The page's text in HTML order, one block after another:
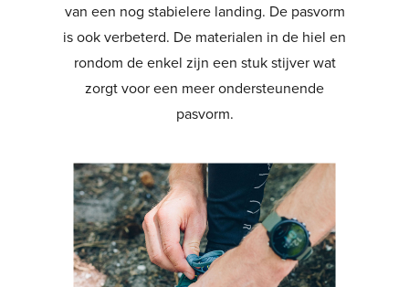
van een nog stabielere landing. De pasvorm
is ook verbeterd. De materialen in de hiel en
rondom de enkel zijn een stuk stijver wat
zorgt voor een meer ondersteunende
pasvorm.